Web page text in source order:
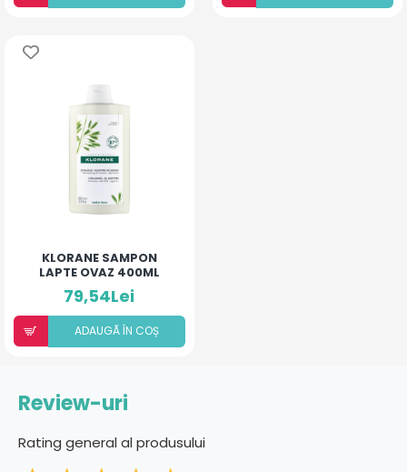
KLORANE SAMPON
LAPTE OVAZ 400ML
79,54Lei
ADAUGÃ ÎN COȘ
Review-uri
Rating general al produsului